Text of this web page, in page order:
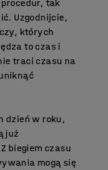
tak
Uzgodnijcie,
których
to czas i
traci czasu na
dzień w roku,
już
biegiem czasu
mogą się